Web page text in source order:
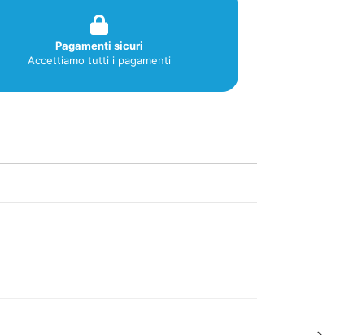
Pagamenti sicuri
Accettiamo tutti i pagamenti